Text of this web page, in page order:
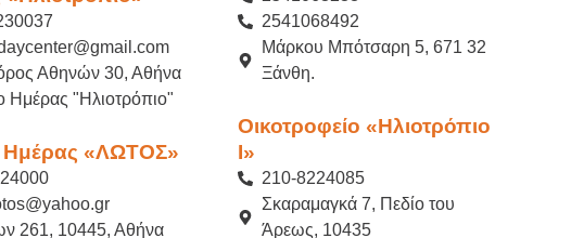
Αθηνών 30, Αθήνα
Ημέρας "Ηλιοτρόπιο"
Ημέρας «ΛΩΤΟΣ»
261, 10445, Αθήνα
2541068492
Μάρκου Μπότσαρη 5, 671 32
Ξάνθη.
Οικοτροφείο «Ηλιοτρόπιο
Ι»
210-8224085
Σκαραμαγκά 7, Πεδίο του
Άρεως, 10435